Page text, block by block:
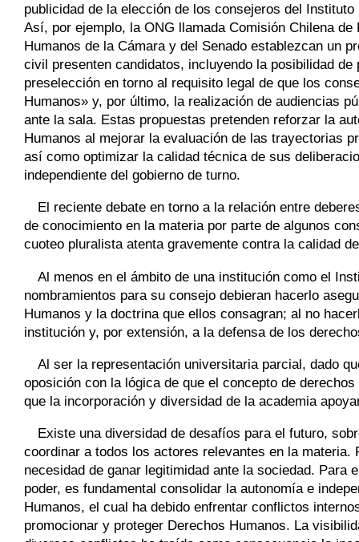
publicidad de la elección de los consejeros del
Así, por ejemplo, la ONG llamada Comisión Chilena
Humanos de la Cámara y del Senado establezcan un
civil presenten candidatos, incluyendo la posibilidad
preselección en torno al requisito legal de que los
Humanos» y, por último, la realización de audiencias
ante la sala. Estas propuestas pretenden reforzar la
Humanos al mejorar la evaluación de las trayectorias
así como optimizar la calidad técnica de sus
independiente del gobierno de turno.
El reciente debate en torno a la relación entre
de conocimiento en la materia por parte de algunos
cuoteo pluralista atenta gravemente contra la calidad
Al menos en el ámbito de una institución como el
nombramientos para su consejo debieran hacerlo
Humanos y la doctrina que ellos consagran; al no
institución y, por extensión, a la defensa de los
Al ser la representación universitaria parcial, dado
oposición con la lógica de que el concepto de
que la incorporación y diversidad de la academia
Existe una diversidad de desafíos para el futuro,
coordinar a todos los actores relevantes en la
necesidad de ganar legitimidad ante la sociedad. Para
poder, es fundamental consolidar la autonomía e
Humanos, el cual ha debido enfrentar conflictos
promocionar y proteger Derechos Humanos. La